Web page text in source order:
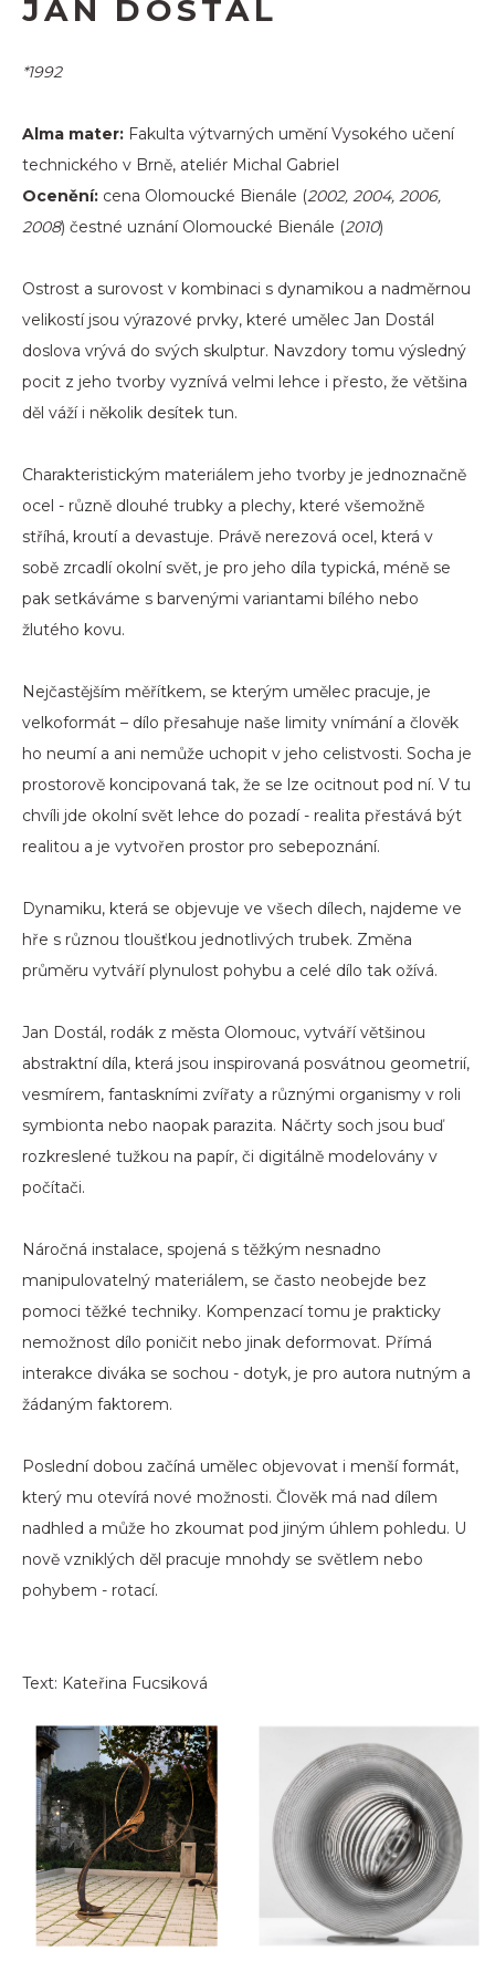
JAN DOSTÁL
*1992
Alma mater: Fakulta výtvarných umění Vysokého učení
technického v Brně, ateliér Michal Gabriel
Ocenění: cena Olomoucké Bienále (2002, 2004, 2006,
2008) čestné uznání Olomoucké Bienále (2010)
Ostrost a surovost v kombinaci s dynamikou a nadměrnou
velikostí jsou výrazové prvky, které umělec Jan Dostál
doslova vrývá do svých skulptur. Navzdory tomu výsledný
pocit z jeho tvorby vyznívá velmi lehce i přesto, že většina
děl váží i několik desítek tun.
Charakteristickým materiálem jeho tvorby je jednoznačně
ocel - různě dlouhé trubky a plechy, které všemožně
stříhá, kroutí a devastuje. Právě nerezová ocel, která v
sobě zrcadlí okolní svět, je pro jeho díla typická, méně se
pak setkáváme s barvenými variantami bílého nebo
žlutého kovu.
Nejčastějším měřítkem, se kterým umělec pracuje, je
velkoformát – dílo přesahuje naše limity vnímání a člověk
ho neumí a ani nemůže uchopit v jeho celistvosti. Socha je
prostorově koncipovaná tak, že se lze ocitnout pod ní. V tu
chvíli jde okolní svět lehce do pozadí - realita přestává být
realitou a je vytvořen prostor pro sebepoznání.
Dynamiku, která se objevuje ve všech dílech, najdeme ve
hře s různou tloušťkou jednotlivých trubek. Změna
průměru vytváří plynulost pohybu a celé dílo tak ožívá.
Jan Dostál, rodák z města Olomouc, vytváří většinou
abstraktní díla, která jsou inspirovaná posvátnou geometrií,
vesmírem, fantaskními zvířaty a různými organismy v roli
symbionta nebo naopak parazita. Náčrty soch jsou buď
rozkreslené tužkou na papír, či digitálně modelovány v
počítači.
Náročná instalace, spojená s těžkým nesnadno
manipulovatelný materiálem, se často neobejde bez
pomoci těžké techniky. Kompenzací tomu je prakticky
nemožnost dílo poničit nebo jinak deformovat. Přímá
interakce diváka se sochou - dotyk, je pro autora nutným a
žádaným faktorem.
Poslední dobou začíná umělec objevovat i menší formát,
který mu otevírá nové možnosti. Člověk má nad dílem
nadhled a může ho zkoumat pod jiným úhlem pohledu. U
nově vzniklých děl pracuje mnohdy se světlem nebo
pohybem - rotací.
Text: Kateřina Fucsiková